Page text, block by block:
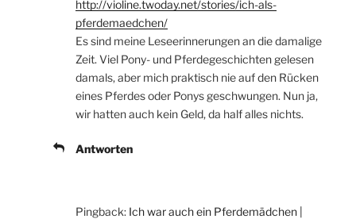
http://violine.twoday.net/stories/ich-als-
pferdemaedchen/
Es sind meine Leseerinnerungen an die damalige
Zeit. Viel Pony- und Pferdegeschichten gelesen
damals, aber mich praktisch nie auf den Rücken
eines Pferdes oder Ponys geschwungen. Nun ja,
wir hatten auch kein Geld, da half alles nichts.
Antworten
Pingback: Ich war auch ein Pferdemädchen |